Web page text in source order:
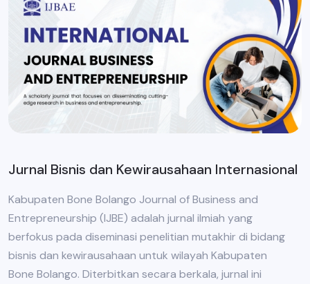
Jurnal Bisnis dan Kewirausahaan Internasional
Kabupaten Bone Bolango Journal of Business and
Entrepreneurship (IJBE) adalah jurnal ilmiah yang
berfokus pada diseminasi penelitian mutakhir di bidang
bisnis dan kewirausahaan untuk wilayah Kabupaten
Bone Bolango. Diterbitkan secara berkala, jurnal ini